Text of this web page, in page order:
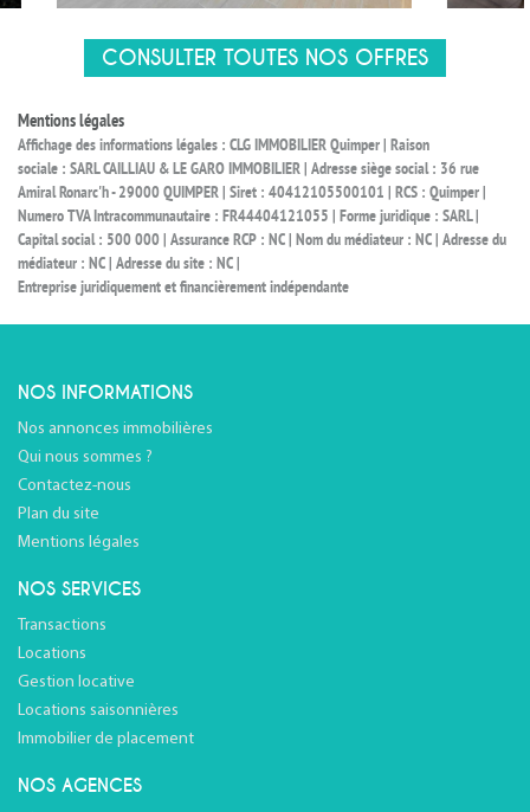
CONSULTER TOUTES NOS OFFRES
Mentions légales
Affichage des informations légales : CLG IMMOBILIER Quimper | Raison
sociale : SARL CAILLIAU & LE GARO IMMOBILIER | Adresse siège social : 36 rue
Amiral Ronarc'h - 29000 QUIMPER | Siret : 40412105500101 | RCS : Quimper |
Numero TVA Intracommunautaire : FR44404121055 | Forme juridique : SARL |
Capital social : 500 000 | Assurance RCP : NC | Nom du médiateur : NC | Adresse du
médiateur : NC | Adresse du site : NC |
Entreprise juridiquement et financièrement indépendante
NOS INFORMATIONS
Nos annonces immobilières
Qui nous sommes ?
Contactez-nous
Plan du site
Mentions légales
NOS SERVICES
Transactions
Locations
Gestion locative
Locations saisonnières
Immobilier de placement
NOS AGENCES